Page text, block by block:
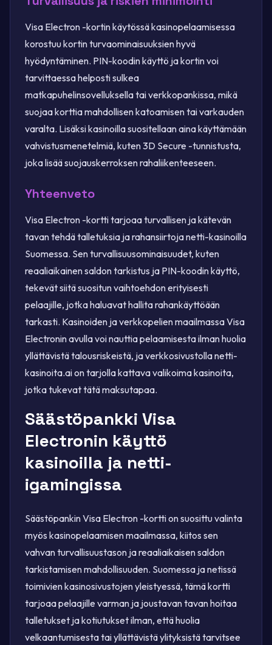
Visa Electron -kortin käytössä kasinopelaamisessa
korostuu kortin turvaominaisuuksien hyvä
hyödyntäminen. PIN-koodin käyttö ja kortin voi
tarvittaessa helposti sulkea
matkapuhelinsovelluksella tai verkkopankissa, mikä
suojaa korttia mahdollisen katoamisen tai varkauden
varalta. Lisäksi kasinoilla suositellaan aina käyttämään
vahvistusmenetelmiä, kuten 3D Secure -tunnistusta,
joka lisää suojauskerroksen rahaliikenteeseen.
Yhteenveto
Visa Electron -kortti tarjoaa turvallisen ja kätevän
tavan tehdä talletuksia ja rahansiirtoja netti-kasinoilla
Suomessa. Sen turvallisuusominaisuudet, kuten
reaaliaikainen saldon tarkistus ja PIN-koodin käyttö,
tekevät siitä suositun vaihtoehdon erityisesti
pelaajille, jotka haluavat hallita rahankäyttöään
tarkasti. Kasinoiden ja verkkopelien maailmassa Visa
Electronin avulla voi nauttia pelaamisesta ilman huolia
yllättävistä talousriskeistä, ja verkkosivustolla netti-
kasinoita.ai on tarjolla kattava valikoima kasinoita,
jotka tukevat tätä maksutapaa.
Säästöpankki Visa
Electronin käyttö
kasinoilla ja netti-
igamingissa
Säästöpankin Visa Electron -kortti on suosittu valinta
myös kasinopelaamisen maailmassa, kiitos sen
vahvan turvallisuustason ja reaaliaikaisen saldon
tarkistamisen mahdollisuuden. Suomessa ja netissä
toimivien kasinosivustojen yleistyessä, tämä kortti
tarjoaa pelaajille varman ja joustavan tavan hoitaa
talletukset ja kotiutukset ilman, että huolia
velkaantumisesta tai yllättävistä ylityksistä tarvitsee